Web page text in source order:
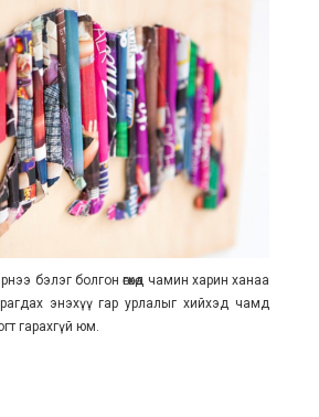
бэлэг болгон өгөхөд чамин харин ханаа
энэхүү гар урлалыг хийхэд чамд
гарахгүй юм.